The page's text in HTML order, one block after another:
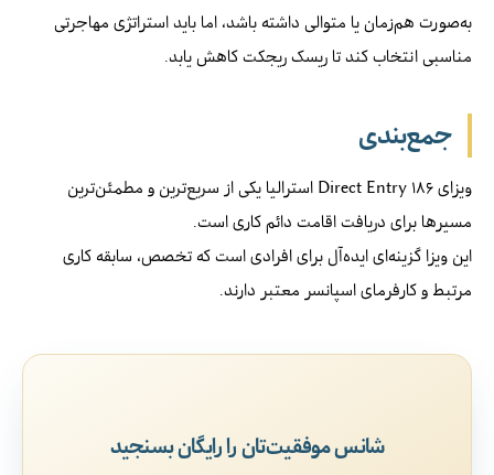
به‌صورت هم‌زمان یا متوالی داشته باشد، اما باید استراتژی مهاجرتی
مناسبی انتخاب کند تا ریسک ریجکت کاهش یابد.
جمع‌بندی
ویزای ۱۸۶ Direct Entry استرالیا یکی از سریع‌ترین و مطمئن‌ترین
مسیرها برای دریافت اقامت دائم کاری است.
این ویزا گزینه‌ای ایده‌آل برای افرادی است که تخصص، سابقه کاری
مرتبط و کارفرمای اسپانسر معتبر دارند.
شانس موفقیت‌تان را رایگان بسنجید